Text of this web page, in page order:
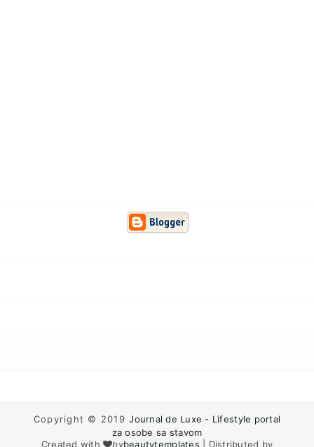
Copyright © 2019Journal de Luxe - Lifestyle portal
za osobe sa stavom
Created with
bybeautytemplates | Distributed by